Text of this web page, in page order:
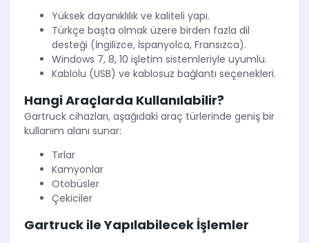
Yüksek dayanıklılık ve kaliteli yapı.
Türkçe başta olmak üzere birden fazla dil
desteği (İngilizce, İspanyolca, Fransızca).
Windows 7, 8, 10 işletim sistemleriyle uyumlu.
Kablolu (USB) ve kablosuz bağlantı seçenekleri.
Hangi Araçlarda Kullanılabilir?
Gartruck cihazları, aşağıdaki araç türlerinde geniş bir
kullanım alanı sunar:
Tırlar
Kamyonlar
Otobüsler
Çekiciler
Gartruck ile Yapılabilecek İşlemler